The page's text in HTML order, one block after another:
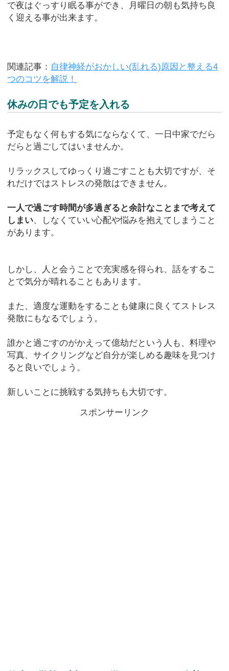
で夜はぐっすり眠る事ができ、月曜日の朝も気持ち良
く迎える事が出来ます。
関連記事： 自律神経がおかしい(乱れる)原因と整える4
つのコツを解説！
休みの日でも予定を入れる
予定もなく何もする気にならなくて、一日中家でだら
だらと過ごしてはいませんか。
リラックスしてゆっくり過ごすことも大切ですが、そ
れだけではストレスの発散はできません。
一人で過ごす時間が多過ぎると余計なことまで考えて
しまい、しなくていい心配や悩みを抱えてしまうこと
があります。
しかし、人と会うことで充実感を得られ、話をするこ
とで気分が晴れることもあります。
また、適度な運動をすることも健康に良くてストレス
発散にもなるでしょう。
誰かと過ごすのがかえって億劫だという人も、料理や
写真、サイクリングなど自分が楽しめる趣味を見つけ
ると良いでしょう。
新しいことに挑戦する気持ちも大切です。
スポンサーリンク